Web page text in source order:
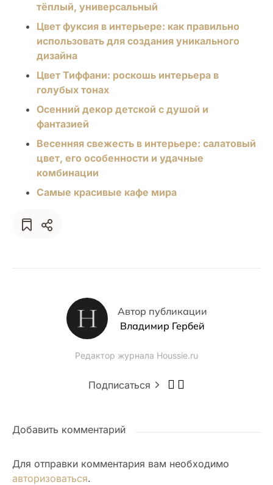
тёплый, универсальный
Цвет фуксия в интерьере: как правильно
использовать для создания уникального
дизайна
Цвет Тиффани: роскошь интерьера в
голубых тонах
Осенний декор детской с душой и
фантазией
Весенняя свежесть в интерьере: салатовый
цвет, его особенности и удачные
комбинации
Самые красивые кафе мира
Автор публикации
Владимир Гербей
Редактор журнала Houssie.ru
Подписаться
Добавить комментарий
Для отправки комментария вам необходимо
авторизоваться.